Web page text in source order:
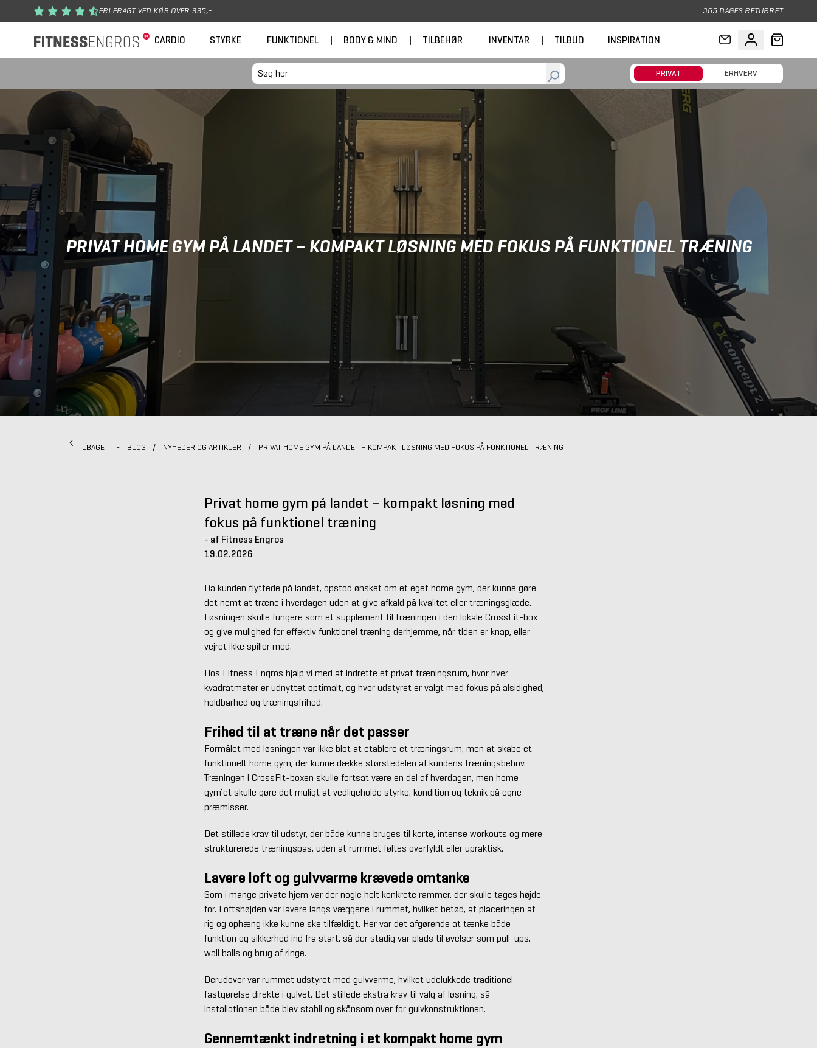
Gå til hovedindhold FRI FRAGT VED KØB OVER 995,- 365 DAGES RETURRET
CARDIO | STYRKE | FUNKTIONEL | BODY & MIND | TILBEHØR | INVENTAR | TILBUD | INSPIRATION
PRIVAT ERHVERV
PRIVAT HOME GYM PÅ LANDET – KOMPAKT LØSNING MED FOKUS PÅ FUNKTIONEL TRÆNING
TILBAGE - BLOG / NYHEDER OG ARTIKLER / PRIVAT HOME GYM PÅ LANDET – KOMPAKT LØSNING MED FOKUS PÅ FUNKTIONEL TRÆNING
Privat home gym på landet – kompakt løsning med
fokus på funktionel træning
- af Fitness Engros
19.02.2026
Da kunden flyttede på landet, opstod ønsket om et eget home gym, der kunne gøre
det nemt at træne i hverdagen uden at give afkald på kvalitet eller træningsglæde.
Løsningen skulle fungere som et supplement til træningen i den lokale CrossFit-box
og give mulighed for effektiv funktionel træning derhjemme, når tiden er knap, eller
vejret ikke spiller med.
Hos Fitness Engros hjalp vi med at indrette et privat træningsrum, hvor hver
kvadratmeter er udnyttet optimalt, og hvor udstyret er valgt med fokus på alsidighed,
holdbarhed og træningsfrihed.
Frihed til at træne når det passer
Formålet med løsningen var ikke blot at etablere et træningsrum, men at skabe et
funktionelt home gym, der kunne dække størstedelen af kundens træningsbehov.
Træningen i CrossFit-boxen skulle fortsat være en del af hverdagen, men home
gym’et skulle gøre det muligt at vedligeholde styrke, kondition og teknik på egne
præmisser.
Det stillede krav til udstyr, der både kunne bruges til korte, intense workouts og mere
strukturerede træningspas, uden at rummet føltes overfyldt eller upraktisk.
Lavere loft og gulvvarme krævede omtanke
Som i mange private hjem var der nogle helt konkrete rammer, der skulle tages højde
for. Loftshøjden var lavere langs væggene i rummet, hvilket betød, at placeringen af
rig og ophæng ikke kunne ske tilfældigt. Her var det afgørende at tænke både
funktion og sikkerhed ind fra start, så der stadig var plads til øvelser som pull-ups,
wall balls og brug af ringe.
Derudover var rummet udstyret med gulvvarme, hvilket udelukkede traditionel
fastgørelse direkte i gulvet. Det stillede ekstra krav til valg af løsning, så
installationen både blev stabil og skånsom over for gulvkonstruktionen.
Gennemtænkt indretning i et kompakt home gym